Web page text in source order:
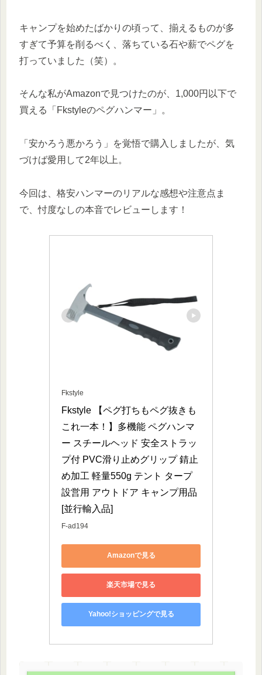
キャンプを始めたばかりの頃って、揃えるものが多
すぎて予算を削るべく、落ちている石や薪でペグを
打っていました（笑）。
そんな私がAmazonで見つけたのが、1,000円以下で
買える「Fkstyleのペグハンマー」。
「安かろう悪かろう」を覚悟で購入しましたが、気
づけば愛用して2年以上。
今回は、格安ハンマーのリアルな感想や注意点ま
で、忖度なしの本音でレビューします！
Fkstyle
Fkstyle 【ペグ打ちもペグ抜きも
これ一本！】多機能 ペグハンマ
ー スチールヘッド 安全ストラッ
プ付 PVC滑り止めグリップ 錆止
め加工 軽量550g テント タープ
設営用 アウトドア キャンプ用品
[並行輸入品]
F-ad194
Amazonで見る
楽天市場で見る
Yahoo!ショッピングで見る